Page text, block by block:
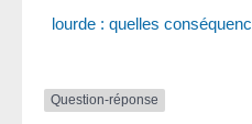
lourde : quelles
Question-réponse